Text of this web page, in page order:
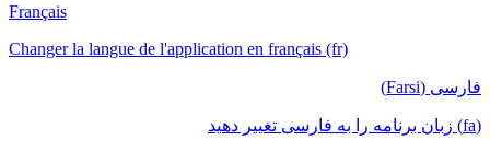
Français
Changer la langue de l'application en français (fr)
فارسی (Farsi)
(fa) زبان برنامه را به فارسی تغییر دهید